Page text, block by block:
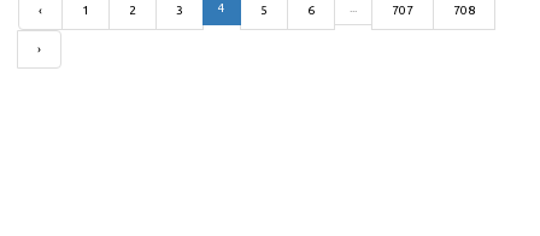
‹ 1 2 3 4 5 6 707 708
›